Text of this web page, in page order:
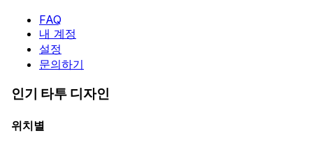
FAQ
내 계정
설정
문의하기
인기 타투 디자인
위치별